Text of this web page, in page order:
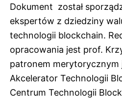
Dokument został
ekspertów z dziedziny
technologii blockchain.
opracowania jest prof.
patronem merytorycznym
Akcelerator Technologii
Centrum Technologii